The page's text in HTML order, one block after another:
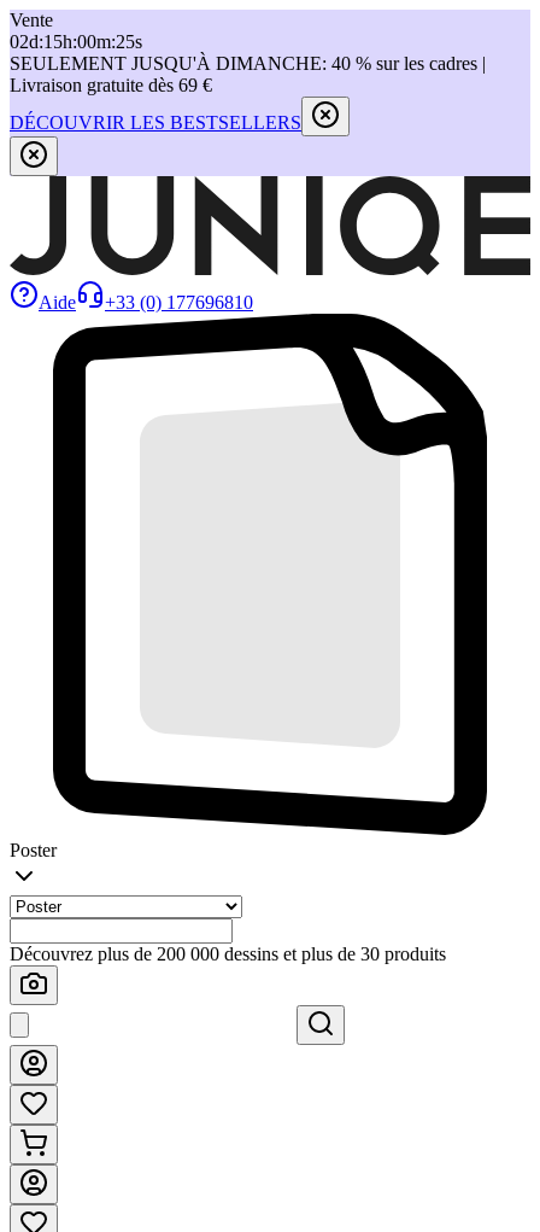
Vente
02d:15h:00m:25s
SEULEMENT JUSQU'À DIMANCHE: 40 % sur les cadres |
Livraison gratuite dès 69 €
DÉCOUVRIR LES BESTSELLERS
Aide +33 (0) 177696810
Poster
Découvrez plus de 200 000 dessins et plus de 30 produits